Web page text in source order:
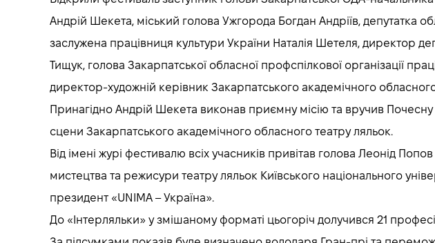
Андрій Шекета, міський голова Ужгорода Богдан Андріїв, депутатка
заслужена працівниця культури України Наталія Шетеля, директор
Тищук, голова Закарпатської обласної профспілкової організації
директор-художній керівник Закарпатського академічного
Принагідно Андрій Шекета виконав приємну місію та вручив
сцени Закарпатського академічного обласного театру ляльок.
Від імені журі фестивалю всіх учасників привітав голова Леонід
мистецтва та режисури театру ляльок Київського національного
президент «UNIMA – Україна».
До «Інтерляльки» у змішаному форматі цьогоріч долучився 21